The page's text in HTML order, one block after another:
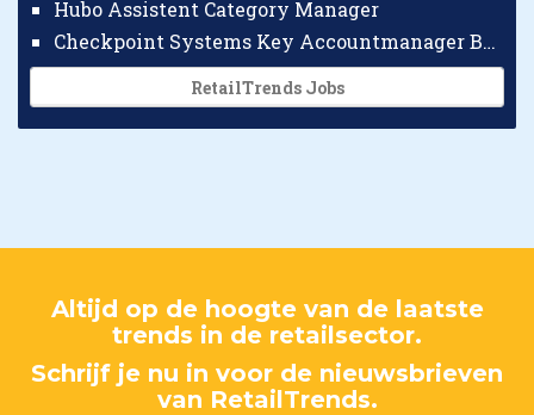
Hubo Assistent Category Manager
Checkpoint Systems Key Accountmanager Benelux
RetailTrends Jobs
Altijd op de hoogte van de laatste
trends in de retailsector.
Schrijf je nu in voor de nieuwsbrieven
van RetailTrends.